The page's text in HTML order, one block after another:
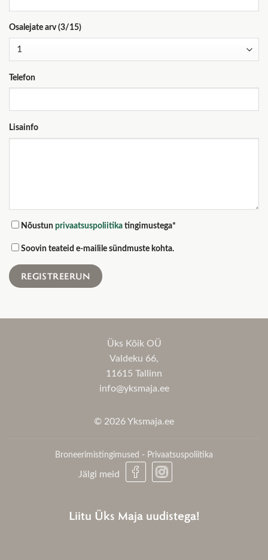
Osalejate arv (3/15)
Telefon
Lisainfo
Nõustun privaatsuspoliitika tingimustega*
Soovin teateid e-mailile sündmuste kohta.
REGISTREERUN
Üks Kõik OÜ
Valdeku 66,
11615 Tallinn
info@yksmaja.ee
© 2026 Yksmaja.ee
Broneerimistingimused - Privaatsuspoliitika
Jälgi meid
Liitu Üks Maja uudistega!